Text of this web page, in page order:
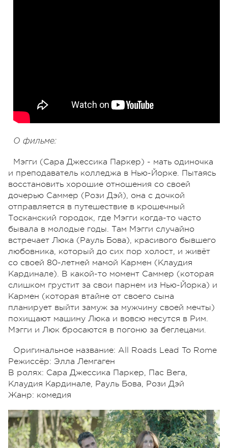
О фильме:
Мэгги (Сара Джессика Паркер) - мать одиночка
и преподаватель колледжа в Нью-Йорке. Пытаясь
восстановить хорошие отношения со своей
дочерью Саммер (Рози Дэй), она с дочкой
отправляется в путешествие в крошечный
Тосканский городок, где Мэгги когда-то часто
бывала в молодые годы. Там Мэгги случайно
встречает Люка (Рауль Бова), красивого бывшего
любовника, который до сих пор холост, и живёт
со своей 80-летней мамой Кармен (Клаудия
Кардинале). В какой-то момент Саммер (которая
слишком грустит за свои парнем из Нью-Йорка) и
Кармен (которая втайне от своего сына
планирует выйти замуж за мужчину своей мечты)
похищают машину Люка и вовсю несутся в Рим.
Мэгги и Люк бросаются в погоню за беглецами.
Оригинальное название: All Roads Lead To Rome
Режиссёр: Элла Лемгаген
В ролях: Сара Джессика Паркер, Пас Вега,
Клаудия Кардинале, Рауль Бова, Рози Дэй
Жанр: комедия